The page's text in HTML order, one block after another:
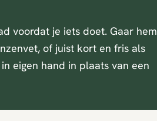
voordat je iets doet. Gaar hem
of juist kort en fris als
eigen hand in plaats van een